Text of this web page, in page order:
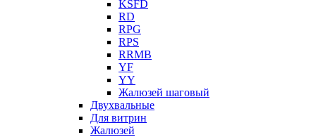
KSFD
RD
RPG
RPS
RRMB
YF
YY
Жалюзей шаговый
Двухвальные
Для витрин
Жалюзей